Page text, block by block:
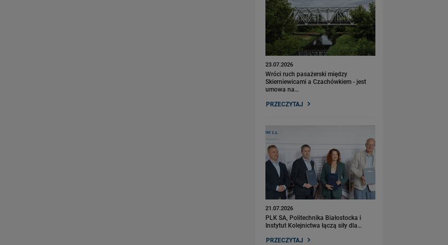
23.07.2026
Wróci ruch pasażerski między
Skierniewicami a Czachówkiem - jest
umowa na…
PRZECZYTAJ
21.07.2026
PLK SA, Politechnika Białostocka i
Instytut Kolejnictwa łączą siły dla…
PRZECZYTAJ